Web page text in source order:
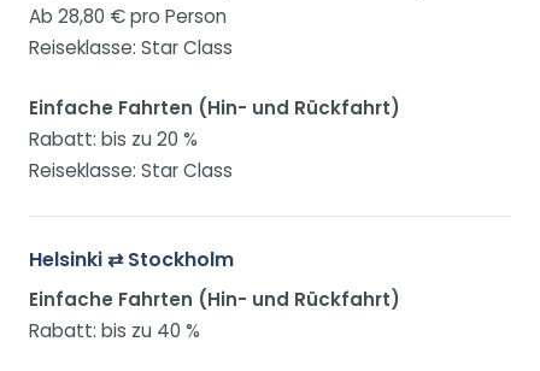
Ab 28,80 € pro Person
Reiseklasse: Star Class
Einfache Fahrten (Hin- und Rückfahrt)
Rabatt: bis zu 20 %
Reiseklasse: Star Class
Helsinki ⇄ Stockholm
Einfache Fahrten (Hin- und Rückfahrt)
Rabatt: bis zu 40 %